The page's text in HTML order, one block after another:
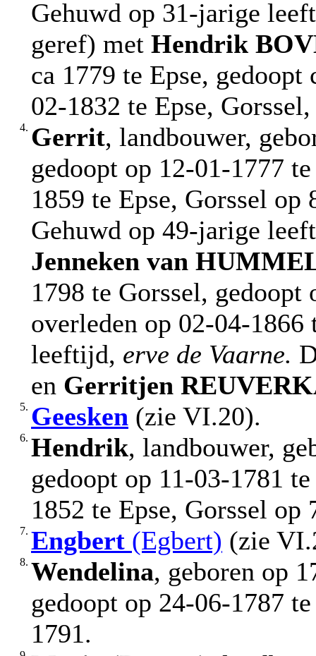
Gehuwd op 31-jarige
geref) met Hendrik
ca 1779 te Epse,
02-1832 te Epse,
4. Gerrit, landbouwer,
gedoopt op 12-01-1777
1859 te Epse, Gorssel
Gehuwd op 49-jarige
Jenneken van
1798 te Gorssel,
overleden op 02-04-1866
leeftijd, erve de Vaarne.
en Gerritjen
5. Geesken (zie VI.20).
6. Hendrik, landbouwer,
gedoopt op 11-03-1781
1852 te Epse, Gorssel
7. Engbert (Egbert) (zie
8. Wendelina, geboren op
gedoopt op 24-06-1787
1791.